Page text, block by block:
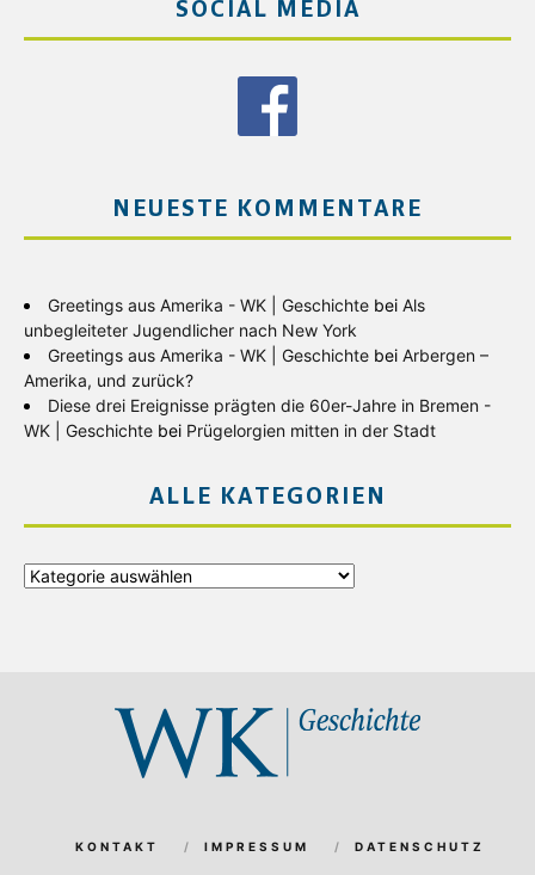
SOCIAL MEDIA
NEUESTE KOMMENTARE
Greetings aus Amerika - WK | Geschichte bei Als
unbegleiteter Jugendlicher nach New York
Greetings aus Amerika - WK | Geschichte bei Arbergen –
Amerika, und zurück?
Diese drei Ereignisse prägten die 60er-Jahre in Bremen -
WK | Geschichte bei Prügelorgien mitten in der Stadt
ALLE KATEGORIEN
Alle
KONTAKT IMPRESSUM DATENSCHUTZ